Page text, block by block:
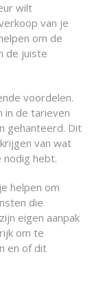
wilt
van je
om de
de juiste
voordelen.
in de tarieven
gehanteerd. Dit
van wat
hebt.
helpen om
die
eigen aanpak
om te
en of dit